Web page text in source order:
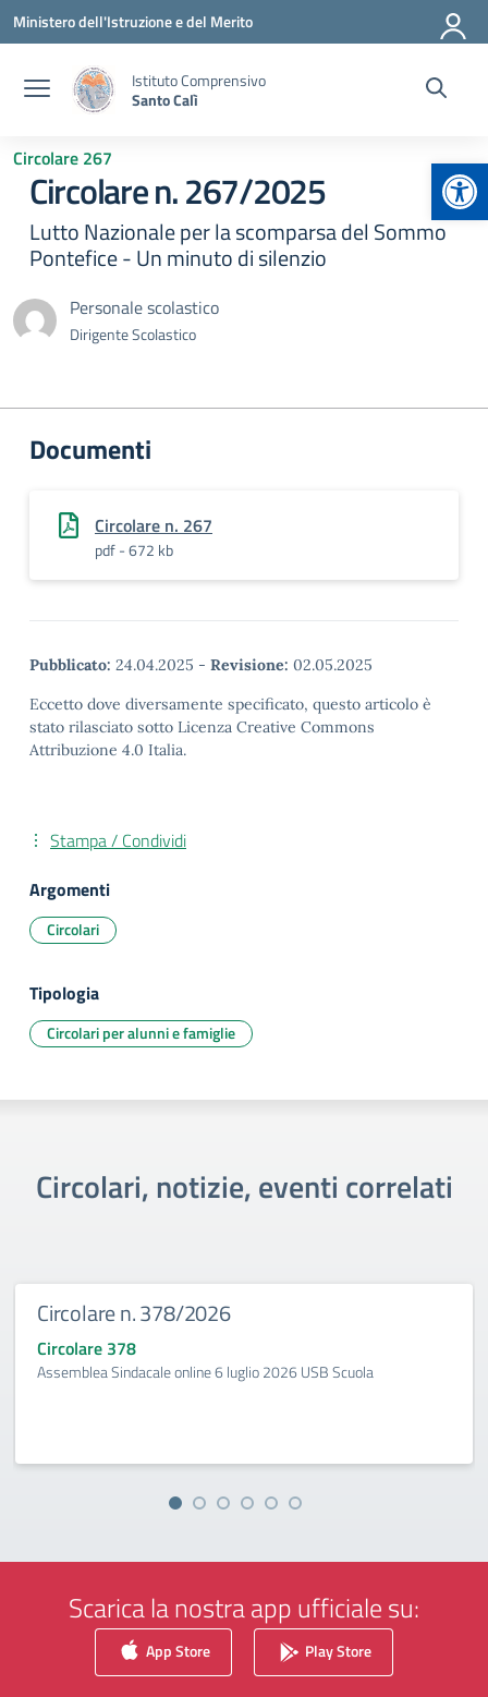
Vai ai contenuti
Vai al menu di navigazione
Vai al footer
Ministero dell'Istruzione e del Merito
Istituto Comprensivo
Santo Calì
Circolare 267
Circolare n. 267/2025
Lutto Nazionale per la scomparsa del Sommo
Pontefice - Un minuto di silenzio
Personale scolastico
Dirigente Scolastico
Documenti
Circolare n. 267
pdf - 672 kb
Pubblicato: 24.04.2025 - Revisione: 02.05.2025
Eccetto dove diversamente specificato, questo articolo è
stato rilasciato sotto Licenza Creative Commons
Attribuzione 4.0 Italia.
Stampa / Condividi
Argomenti
Circolari
Tipologia
Circolari per alunni e famiglie
Circolari, notizie, eventi correlati
Circolare n. 378/2026
Circolare 378
Assemblea Sindacale online 6 luglio 2026 USB Scuola
Scarica la nostra app ufficiale su:
App Store Play Store